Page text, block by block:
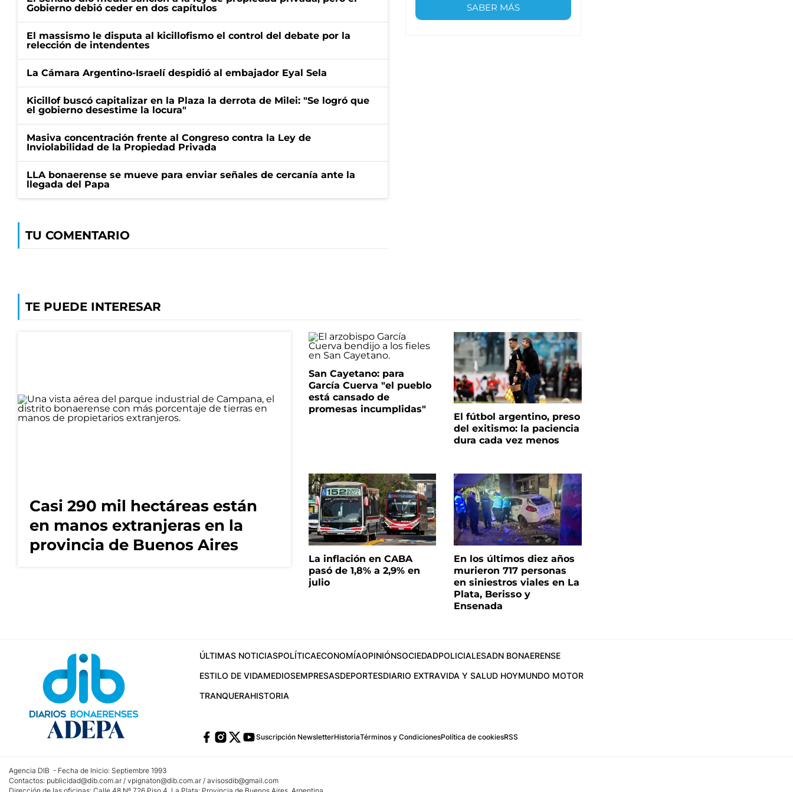
Gobierno debió ceder en dos capítulos
El massismo le disputa al kicillofismo el control del debate por la
relección de intendentes
La Cámara Argentino-Israelí despidió al embajador Eyal Sela
Kicillof buscó capitalizar en la Plaza la derrota de Milei: "Se logró que
el gobierno desestime la locura"
Masiva concentración frente al Congreso contra la Ley de
Inviolabilidad de la Propiedad Privada
LLA bonaerense se mueve para enviar señales de cercanía ante la
llegada del Papa
TU COMENTARIO
SABER MÁS
TE PUEDE INTERESAR
Casi 290 mil hectáreas están
en manos extranjeras en la
provincia de Buenos Aires
San Cayetano: para
García Cuerva "el pueblo
está cansado de
promesas incumplidas"
El fútbol argentino, preso
del exitismo: la paciencia
dura cada vez menos
La inflación en CABA
pasó de 1,8% a 2,9% en
julio
En los últimos diez años
murieron 717 personas
en siniestros viales en La
Plata, Berisso y
Ensenada
ÚLTIMAS NOTICIASPOLÍTICAECONOMÍAOPINIÓNSOCIEDADPOLICIALESADN BONAERENSE
ESTILO DE VIDAMEDIOSEMPRESASDEPORTESDIARIO EXTRAVIDA Y SALUD HOYMUNDO MOTOR
TRANQUERAHISTORIA
Suscripción NewsletterHistoriaTérminos y CondicionesPolítica de cookiesRSS
Agencia DIB - Fecha de Inicio: Septiembre 1993
Contactos: publicidad@dib.com.ar / vpignaton@dib.com.ar / avisosdib@gmail.com